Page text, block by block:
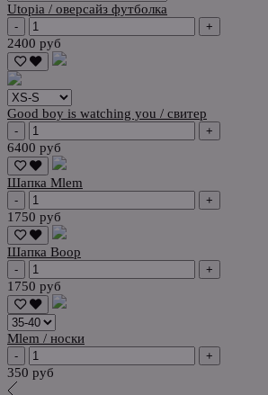
Utopia / оверсайз футболка
- +
2400 руб
Good boy is watching you / свитер
- +
6400 руб
Шапка Mlem
- +
1750 руб
Шапка Boop
- +
1750 руб
Mlem / носки
- +
350 руб